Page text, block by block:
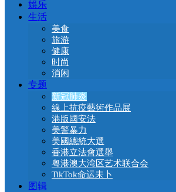
娛乐
生活
美食
旅游
健康
时尚
消闲
专题
新冠肺炎
線上抗疫藝術作品展
港版國安法
美警暴力
美國總統大選
香港立法會選舉
粤港澳大湾区艺术联合会
TikTok命运未卜
图辑